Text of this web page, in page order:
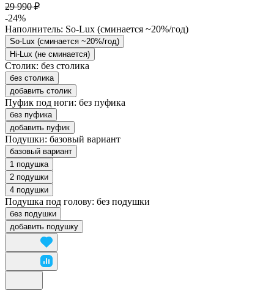
29 990 ₽
-24%
Наполнитель: So-Lux (cминается ~20%/год)
So-Lux (cминается ~20%/год)
Hi-Lux (не сминается)
Столик: без столика
без столика
добавить столик
Пуфик под ноги: без пуфика
без пуфика
добавить пуфик
Подушки: базовый вариант
базовый вариант
1 подушка
2 подушки
4 подушки
Подушка под голову: без подушки
без подушки
добавить подушку